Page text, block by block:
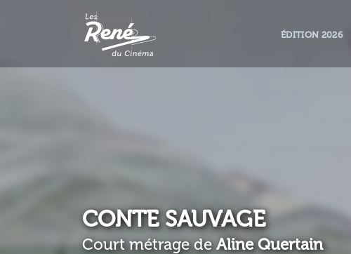
ÉDITION 2026
CONTE SAUVAGE
Court métrage deAline Quertain